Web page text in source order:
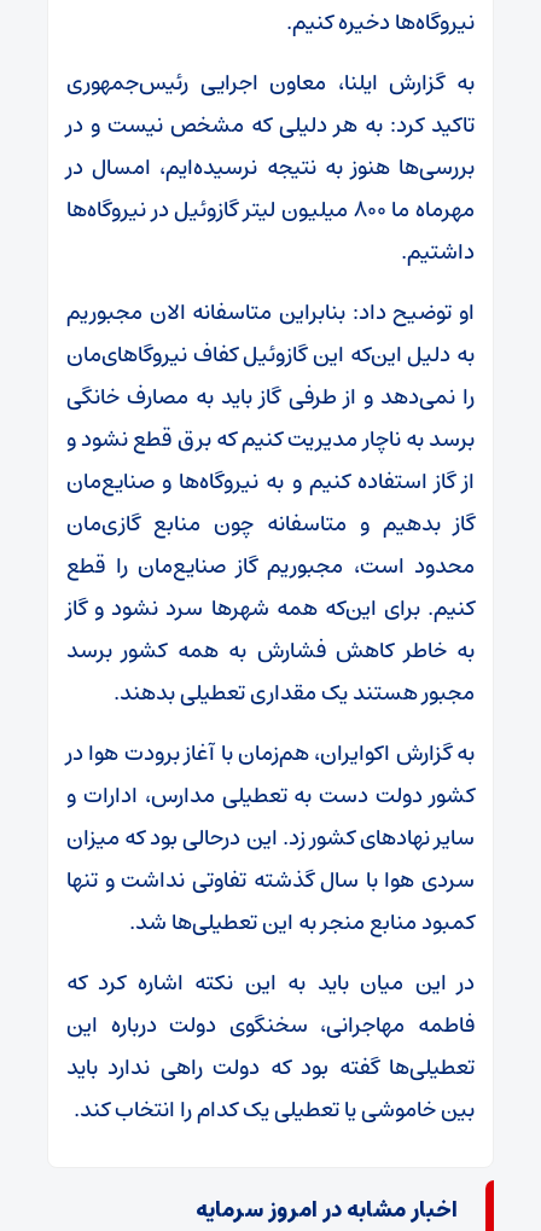
نیروگاه‌ها دخیره کنیم.
به گزارش ایلنا، معاون اجرایی رئیس‌جمهوری
تاکید کرد: به هر دلیلی که مشخص نیست و در
بررسی‌ها هنوز به نتیجه نرسیده‌ایم، امسال در
مهرماه ما ۸۰۰ میلیون لیتر گازوئیل در نیروگاه‌ها
داشتیم.
او توضیح داد: بنابراین متاسفانه الان مجبوریم
به دلیل این‌که این گازوئیل کفاف نیروگاهای‌مان
را نمی‌دهد و از طرفی گاز باید به مصارف خانگی
برسد به ناچار مدیریت کنیم که برق قطع نشود و
از گاز استفاده کنیم و به نیروگاه‌ها و صنایع‌مان
گاز بدهیم و متاسفانه چون منابع گازی‌مان
محدود است، مجبوریم گاز صنایع‌مان را قطع
کنیم. برای این‌که همه شهرها سرد نشود و گاز
به خاطر کاهش فشارش به همه کشور برسد
مجبور هستند یک مقداری تعطیلی بدهند.
به گزارش اکوایران،‌ هم‌زمان با آغاز برودت هوا در
کشور دولت دست به تعطیلی مدارس،‌ ادارات و
سایر نهادهای کشور زد. این درحالی بود که میزان
سردی هوا با سال گذشته تفاوتی نداشت و تنها
کمبود منابع منجر به این تعطیلی‌ها شد.
در این میان باید به این نکته اشاره کرد که
فاطمه مهاجرانی،‌ سخنگوی دولت درباره این
تعطیلی‌ها گفته بود که دولت راهی ندارد باید
بین خاموشی یا تعطیلی یک کدام را انتخاب کند.
اخبار مشابه در امروز سرمایه